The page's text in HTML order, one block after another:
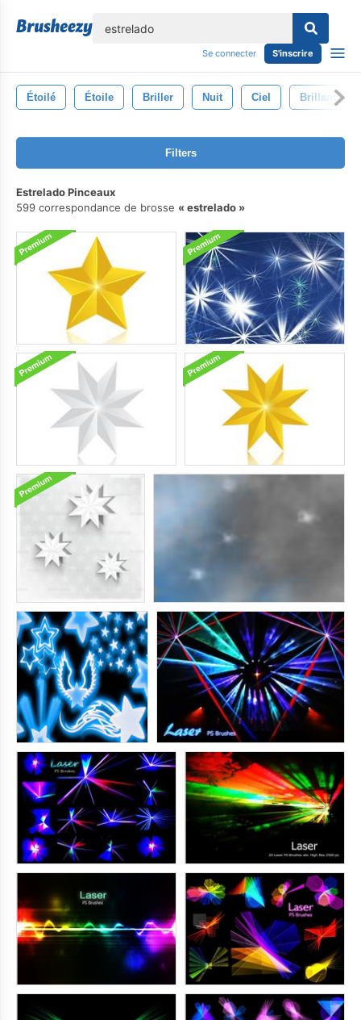
Se connecter S'inscrire
Étoilé Étoile Briller Nuit Ciel Brillant
Filters
Estrelado Pinceaux
599 correspondance de brosse
estrelado